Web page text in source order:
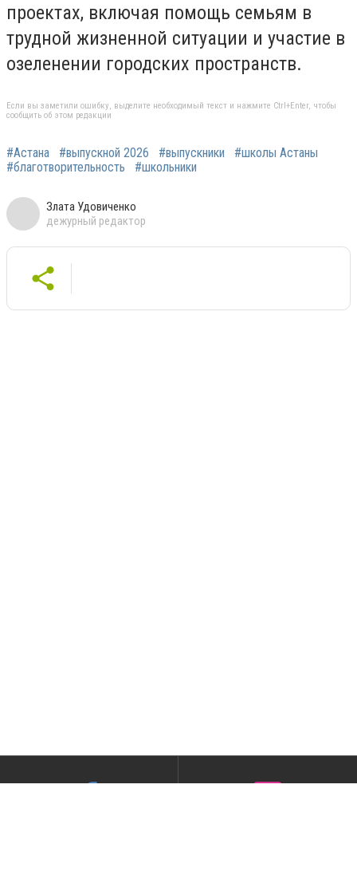
проектах, включая помощь семьям в
трудной жизненной ситуации и участие в
озеленении городских пространств.
Если вы заметили ошибку, выделите необходимый текст и нажмите Ctrl+Enter, чтобы
сообщить об этом редакции
#Астана #выпускной 2026 #выпускники
#школы Астаны
#благотворительность
#школьники
Злата Удовиченко
дежурный редактор